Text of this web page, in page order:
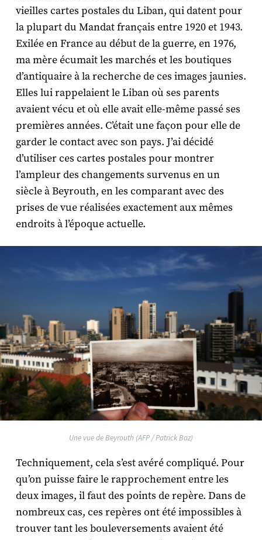
vieilles cartes postales du Liban, qui datent pour
la plupart du Mandat français entre 1920 et 1943.
Exilée en France au début de la guerre, en 1976,
ma mère écumait les marchés et les boutiques
d’antiquaire à la recherche de ces images jaunies.
Elles lui rappelaient le Liban où ses parents
avaient vécu et où elle avait elle-même passé ses
premières années. C’était une façon pour elle de
garder le contact avec son pays. J’ai décidé
d’utiliser ces cartes postales pour montrer
l’ampleur des changements survenus en un
siècle à Beyrouth, en les comparant avec des
prises de vue réalisées exactement aux mêmes
endroits à l’époque actuelle.
Une vue de Beyrouth (AFP / Patrick Baz)
Techniquement, cela s’est avéré compliqué. Pour
qu’on puisse faire le rapprochement entre les
deux images, il faut des points de repère. Dans de
nombreux cas, ces repères ont été impossibles à
trouver tant les bouleversements avaient été